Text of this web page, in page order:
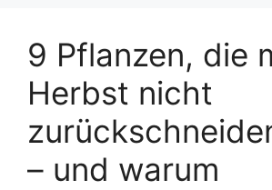
9 Pflanzen, die
Herbst nicht
– und warum